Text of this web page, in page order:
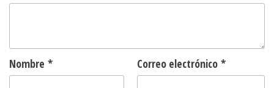
Nombre * Correo electrónico *